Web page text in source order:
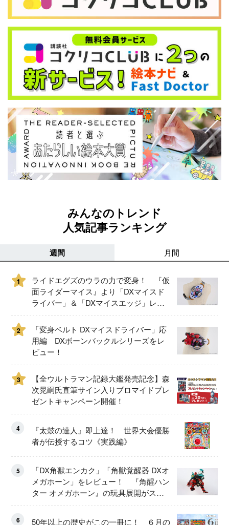
みんなのトレンド
人気記事ランキング
週間 月間
1
ライドエグズのウラの力で変身！ 『仮
面ライダーマイス』より「DXマイスド
ライバー」＆「DXマイスエッジ」レビ
ュー！
2
「変身ベルト DXマイスドライバー」応
用編 DXボーンバックルシリーズをレ
ビュー！
3
【全ウルトラマン記録大鑑発売記念】森
次晃嗣氏直筆サイン入りブロマイドプレ
ゼントキャンペーン開催！
4
『太鼓の達人』即上達！ 世界大会優勝
者が伝授するコツ《実践編》
5
「DX角獣エンカク」「角獣覚醒器 DXオ
メガホーン」をレビュー！ 『角醒ハン
ター オメガホーン』の玩具展開がスタ
ート！
6 50年以上の歴史がこの一冊に！ ６月の